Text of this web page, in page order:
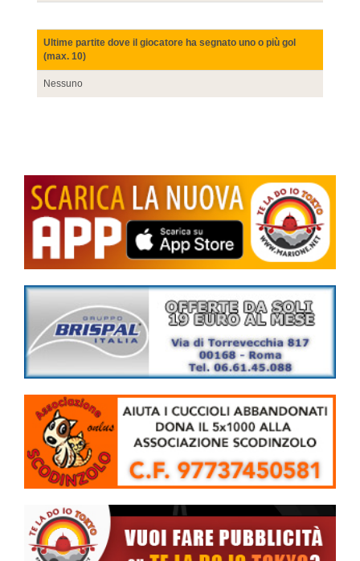
Ultime partite dove il giocatore ha segnato uno o più gol
(max. 10)
Nessuno